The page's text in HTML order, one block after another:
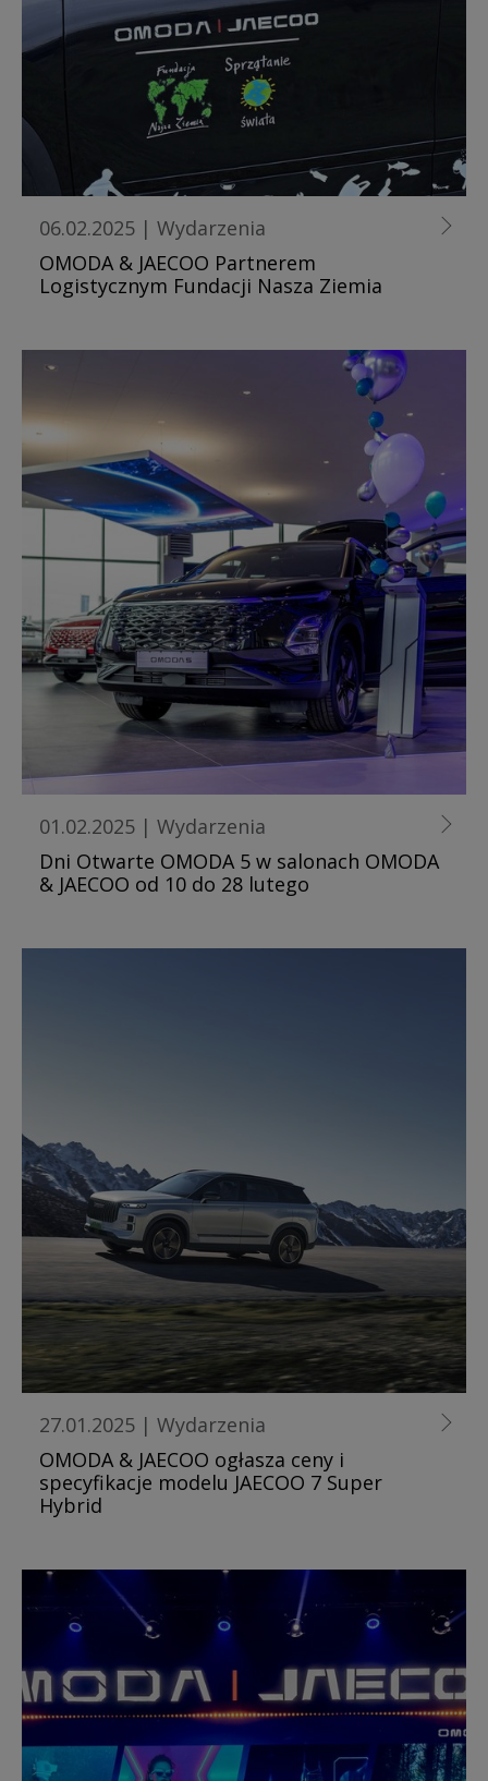
06.02.2025 | Wydarzenia
OMODA & JAECOO Partnerem
Logistycznym Fundacji Nasza Ziemia
01.02.2025 | Wydarzenia
Dni Otwarte OMODA 5 w salonach OMODA
& JAECOO od 10 do 28 lutego
27.01.2025 | Wydarzenia
OMODA & JAECOO ogłasza ceny i
specyfikacje modelu JAECOO 7 Super
Hybrid